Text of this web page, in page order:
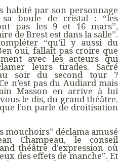
habité par son personnage
sa boule de cristal : “les
pas les 9 et 16 mars”,
de Brest est dans la salle”.
“qu’il y aussi du
oui, fallait pas croire que
avec les acteurs qui
leurs tirades. Sacré
soir du second tour ?
n’est pas du Audiard mais
Masson en arrive à lui
vous le dis, du grand théâtre.
l’on parle de droitisation
mouchoirs” déclama amusé
Champeau, le conseil
théâtre d’expression où
des effets de manche”. Et